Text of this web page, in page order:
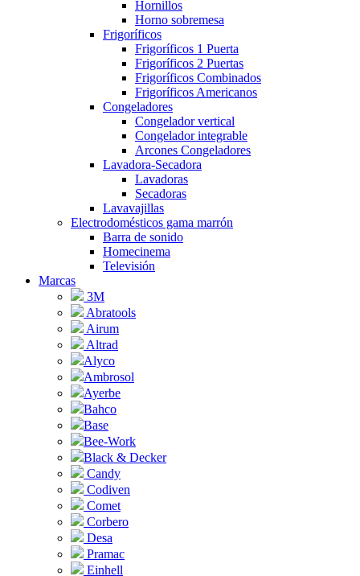
Hornillos
Horno sobremesa
Frigoríficos
Frigoríficos 1 Puerta
Frigoríficos 2 Puertas
Frigoríficos Combinados
Frigoríficos Americanos
Congeladores
Congelador vertical
Congelador integrable
Arcones Congeladores
Lavadora-Secadora
Lavadoras
Secadoras
Lavavajillas
Electrodomésticos gama marrón
Barra de sonido
Homecinema
Televisión
Marcas
3M
Abratools
Airum
Altrad
Alyco
Ambrosol
Ayerbe
Bahco
Base
Bee-Work
Black & Decker
Candy
Codiven
Comet
Corbero
Desa
Pramac
Einhell